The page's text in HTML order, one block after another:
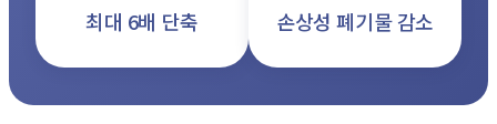
최대 6배 단축 손상성 폐기물 감소